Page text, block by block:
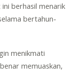
berhasil menarik
bertahun-
menikmati
memuaskan,